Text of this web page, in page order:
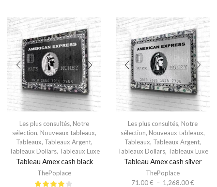
Les plus consultés, Notre
sélection, Nouveaux tableaux,
Tableaux, Tableaux Argent,
Tableaux Dollars, Tableaux Luxe
Tableau Amex cash black
ThePoplace
Les plus consultés, Notre
sélection, Nouveaux tableaux,
Tableaux, Tableaux Argent,
Tableaux Dollars, Tableaux Luxe
Tableau Amex cash silver
ThePoplace
71.00€ – 1,268.00€